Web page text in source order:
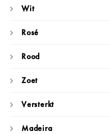
Wit
Rosé
Rood
Zoet
Versterkt
Madeira